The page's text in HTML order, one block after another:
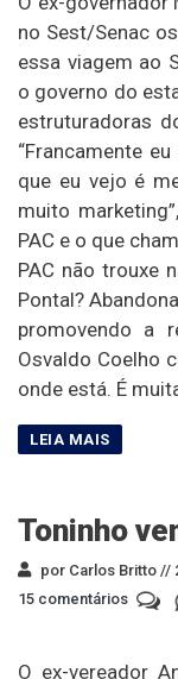
no Sest/Senac
essa viagem ao
o governo do
estruturadoras
“Francamente
que eu vejo é
muito
PAC e o que
PAC não trouxe
Pontal?
promovendo a
Osvaldo Coelho
onde está. É
Toninho
por Carlos Britto //
15 comentários
O ex-vereador